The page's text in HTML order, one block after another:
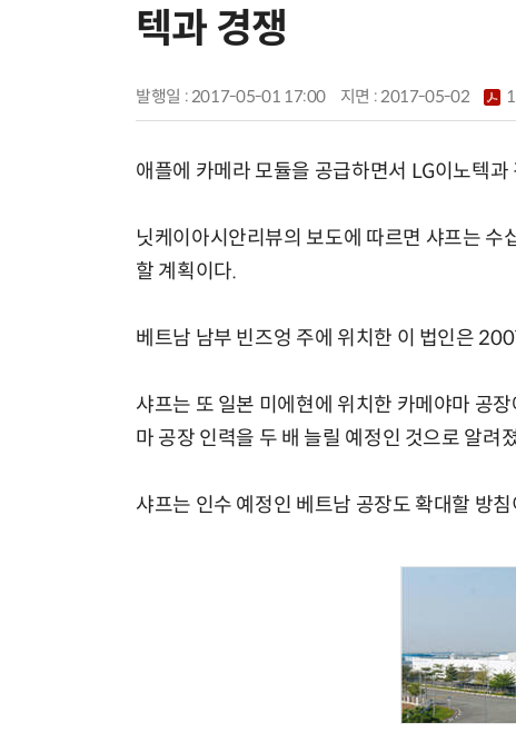
텍과 경쟁
발행일 : 2017-05-01 17:00 지면 :2017-05-02
애플에 카메라 모듈을 공급하면서 LG이노텍
닛케이아시안리뷰의 보도에 따르면 샤프는
할 계획이다.
베트남 남부 빈즈엉 주에 위치한 이 법인은
샤프는 또 일본 미에현에 위치한 카메야마 공
마 공장 인력을 두 배 늘릴 예정인 것으로 알려
샤프는 인수 예정인 베트남 공장도 확대할 방